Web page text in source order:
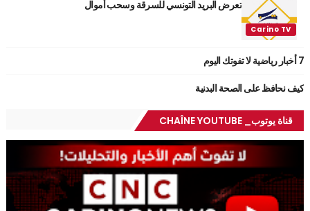
تعرض البريد التونسي للسرقة وسحب أموال
7 أخبار رياضية لا تفوتك اليوم
كيف نحافظ على الصحة البدنية
قناة يوتوب_ CHAÎNE YOUTUBE